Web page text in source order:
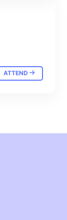
ATTEND